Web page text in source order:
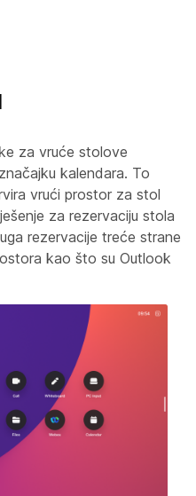
za vruće stolove
kalendara. To
vrući prostor za stol
za rezervaciju stola
rezervacije treće strane
kao što su Outlook